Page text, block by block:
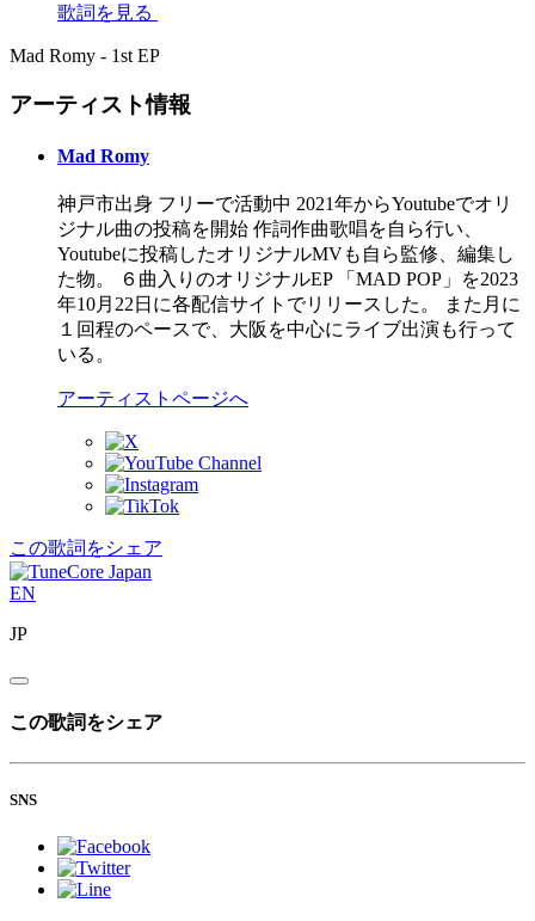
歌詞を見る
Mad Romy - 1st EP
アーティスト情報
Mad Romy
神戸市出身 フリーで活動中 2021年からYoutubeでオリ
ジナル曲の投稿を開始 作詞作曲歌唱を自ら行い、
Youtubeに投稿したオリジナルMVも自ら監修、編集し
た物。 ６曲入りのオリジナルEP 「MAD POP」を2023
年10月22日に各配信サイトでリリースした。 また月に
１回程のペースで、大阪を中心にライブ出演も行って
いる。
アーティストページへ
この歌詞をシェア
EN
JP
この歌詞をシェア
SNS